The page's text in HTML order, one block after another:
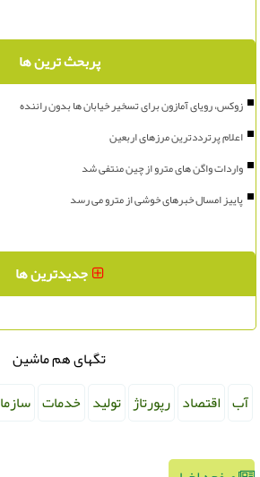
پربحث ترین ها
زوکس، رویای آمازون برای تسخیر خیابان ها بدون راننده
اعلام پرترددترین مرزهای اربعین
واردات واگن های مترو از چین منتفی شد
پاییز امسال خبرهای خوشی از مترو می رسد
جدیدترین ها
تگهای هم ماشین
آب
اقتصاد رپورتاژ تولید خدمات سازمان